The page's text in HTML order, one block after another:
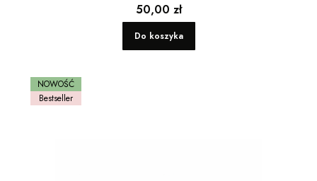
Cena
50,00 zł
Do koszyka
Bestseller
NOWOŚĆ